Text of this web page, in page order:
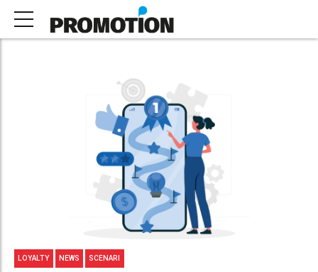
LOYALTY NEWS SCENARI